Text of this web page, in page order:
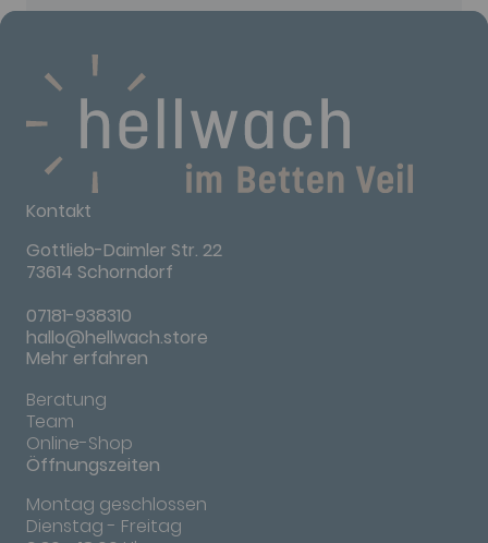
Kontakt
Gottlieb-Daimler Str. 22
73614 Schorndorf
07181-938310
hallo@hellwach.store
Mehr erfahren
Beratung
Team
Online-Shop
Öffnungszeiten
Montag geschlossen
Dienstag - Freitag